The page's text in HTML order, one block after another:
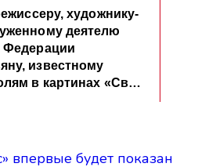
впервые будет показан